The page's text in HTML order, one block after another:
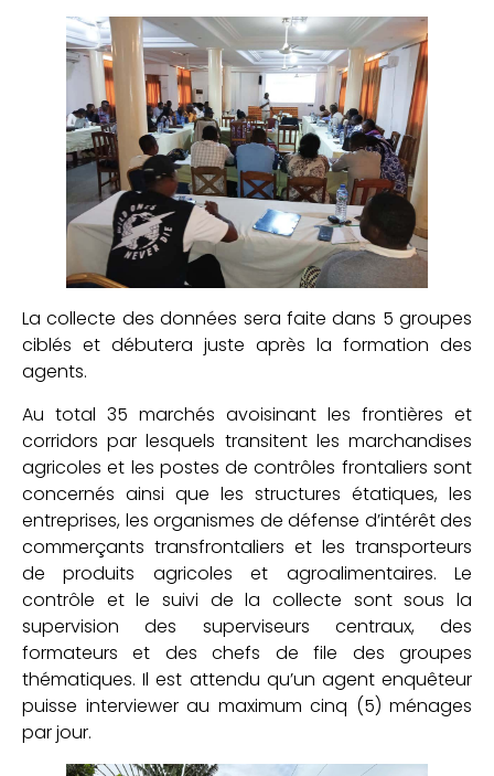
La collecte des données sera faite dans 5 groupes
ciblés et débutera juste après la formation des
agents.
Au total 35 marchés avoisinant les frontières et
corridors par lesquels transitent les marchandises
agricoles et les postes de contrôles frontaliers sont
concernés ainsi que les structures étatiques, les
entreprises, les organismes de défense d’intérêt des
commerçants transfrontaliers et les transporteurs
de produits agricoles et agroalimentaires. Le
contrôle et le suivi de la collecte sont sous la
supervision des superviseurs centraux, des
formateurs et des chefs de file des groupes
thématiques. Il est attendu qu’un agent enquêteur
puisse interviewer au maximum cinq (5) ménages
par jour.